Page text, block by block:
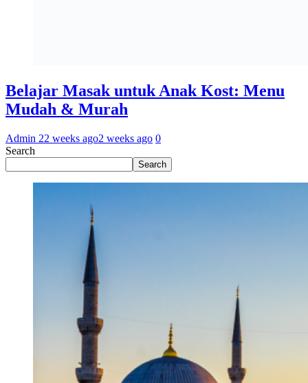
Belajar Masak untuk Anak Kost: Menu
Mudah & Murah
Admin 22 weeks ago2 weeks ago 0
Search
Search